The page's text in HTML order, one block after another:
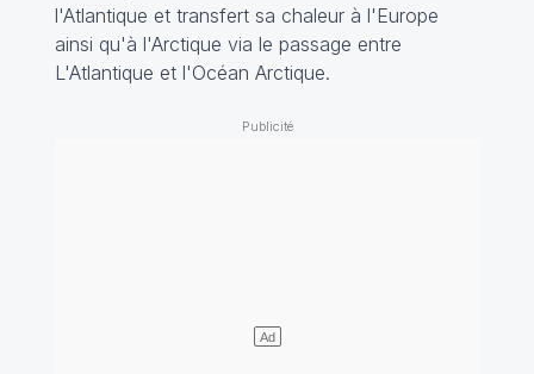
l'Atlantique et transfert sa chaleur à l'Europe
ainsi qu'à l'Arctique via le passage entre
L'Atlantique et l'Océan Arctique.